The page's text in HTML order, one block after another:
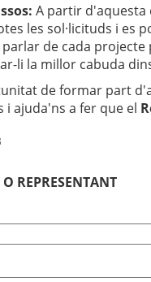
A partir
les sol·licituds i es
de cada projecte
li la millor cabuda
de formar part
i ajuda'ns a fer que el
REPRESENTANT